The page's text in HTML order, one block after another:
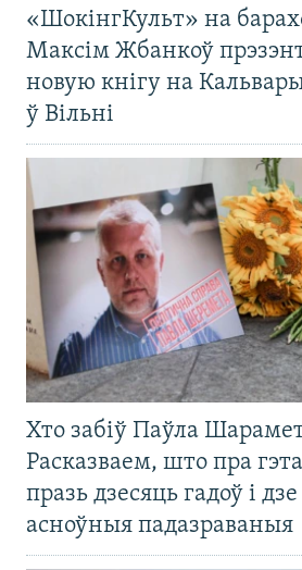
«ШокінгКульт» на
Максім Жбанкоў
новую кнігу на
ў Вільні
Хто забіў Паўла
Расказваем, што пра
празь дзесяць гадоў і
асноўныя падазраваныя